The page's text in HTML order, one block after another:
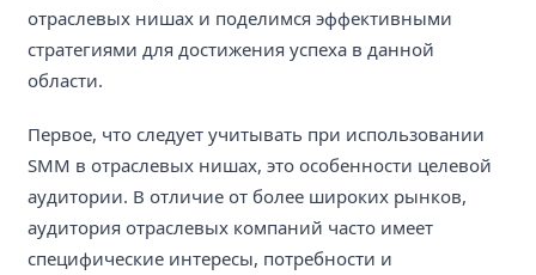
отраслевых нишах и поделимся эффективными
стратегиями для достижения успеха в данной
области.
Первое, что следует учитывать при использовании
SMM в отраслевых нишах, это особенности целевой
аудитории. В отличие от более широких рынков,
аудитория отраслевых компаний часто имеет
специфические интересы, потребности и